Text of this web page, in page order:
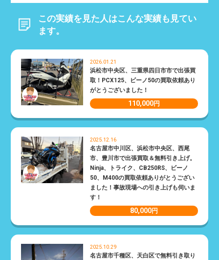
この実績を見た人はこんな実績も見てい
ます。
2026.01.21
浜松市中央区、三重県四日市市で出張買
取！PCX125、ビーノ50の買取依頼あり
がとうございました！
110,000円
2025.12.16
名古屋市中川区、浜松市中央区、西尾
市、豊川市で出張買取＆無料引き上げ。
Ninja、トライク、CB250RS、ビーノ
50、M400の買取依頼ありがとうござい
ました！事故現場への引き上げも伺いま
す！
80,000円
2025.10.29
名古屋市千種区、天白区で無料引き取り